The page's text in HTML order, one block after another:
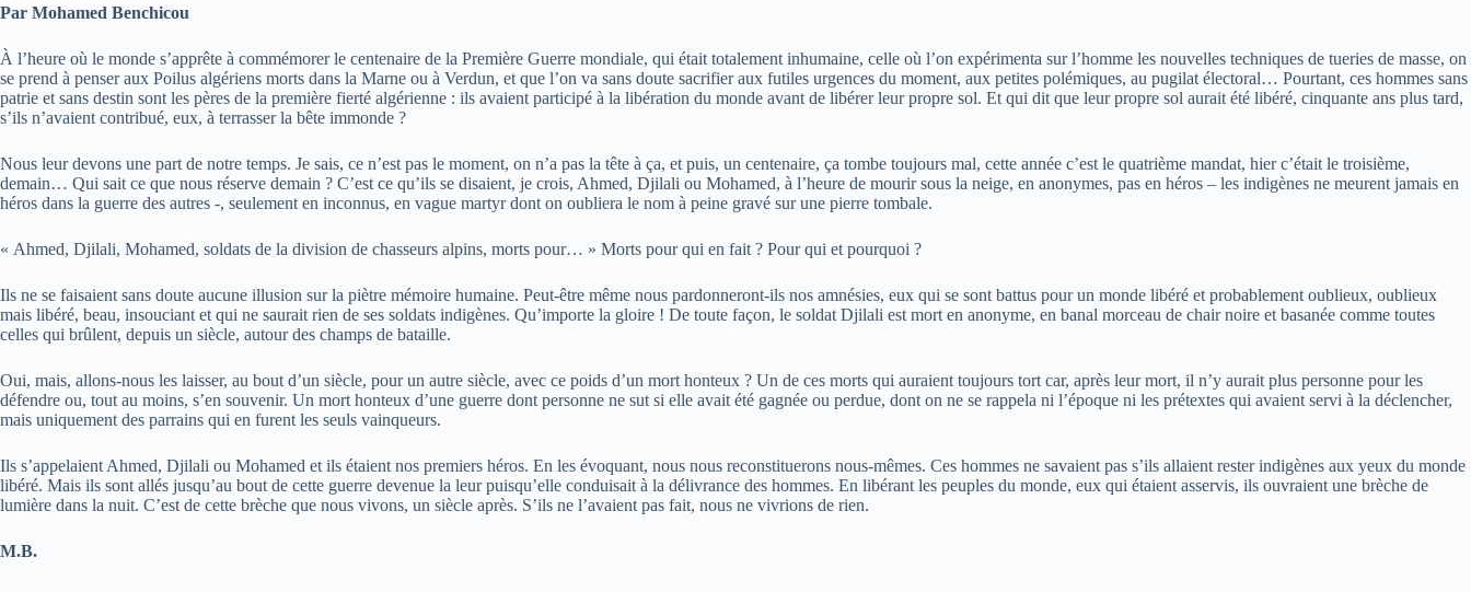
Par Mohamed Benchicou
À l’heure où le monde s’apprête à commémorer le centenaire de la Première Guerre mondiale, qui était totalement inhumaine, celle où l’on expérimenta sur l’homme les nouvelles techniques de tueries de masse, on
se prend à penser aux Poilus algériens morts dans la Marne ou à Verdun, et que l’on va sans doute sacrifier aux futiles urgences du moment, aux petites polémiques, au pugilat électoral… Pourtant, ces hommes sans
patrie et sans destin sont les pères de la première fierté algérienne : ils avaient participé à la libération du monde avant de libérer leur propre sol. Et qui dit que leur propre sol aurait été libéré, cinquante ans plus tard,
s’ils n’avaient contribué, eux, à terrasser la bête immonde ?
Nous leur devons une part de notre temps. Je sais, ce n’est pas le moment, on n’a pas la tête à ça, et puis, un centenaire, ça tombe toujours mal, cette année c’est le quatrième mandat, hier c’était le troisième,
demain… Qui sait ce que nous réserve demain ? C’est ce qu’ils se disaient, je crois, Ahmed, Djilali ou Mohamed, à l’heure de mourir sous la neige, en anonymes, pas en héros – les indigènes ne meurent jamais en
héros dans la guerre des autres -, seulement en inconnus, en vague martyr dont on oubliera le nom à peine gravé sur une pierre tombale.
« Ahmed, Djilali, Mohamed, soldats de la division de chasseurs alpins, morts pour… » Morts pour qui en fait ? Pour qui et pourquoi ?
Ils ne se faisaient sans doute aucune illusion sur la piètre mémoire humaine. Peut-être même nous pardonneront-ils nos amnésies, eux qui se sont battus pour un monde libéré et probablement oublieux, oublieux
mais libéré, beau, insouciant et qui ne saurait rien de ses soldats indigènes. Qu’importe la gloire ! De toute façon, le soldat Djilali est mort en anonyme, en banal morceau de chair noire et basanée comme toutes
celles qui brûlent, depuis un siècle, autour des champs de bataille.
Oui, mais, allons-nous les laisser, au bout d’un siècle, pour un autre siècle, avec ce poids d’un mort honteux ? Un de ces morts qui auraient toujours tort car, après leur mort, il n’y aurait plus personne pour les
défendre ou, tout au moins, s’en souvenir. Un mort honteux d’une guerre dont personne ne sut si elle avait été gagnée ou perdue, dont on ne se rappela ni l’époque ni les prétextes qui avaient servi à la déclencher,
mais uniquement des parrains qui en furent les seuls vainqueurs.
Ils s’appelaient Ahmed, Djilali ou Mohamed et ils étaient nos premiers héros. En les évoquant, nous nous reconstituerons nous-mêmes. Ces hommes ne savaient pas s’ils allaient rester indigènes aux yeux du monde
libéré. Mais ils sont allés jusqu’au bout de cette guerre devenue la leur puisqu’elle conduisait à la délivrance des hommes. En libérant les peuples du monde, eux qui étaient asservis, ils ouvraient une brèche de
lumière dans la nuit. C’est de cette brèche que nous vivons, un siècle après. S’ils ne l’avaient pas fait, nous ne vivrions de rien.
M.B.